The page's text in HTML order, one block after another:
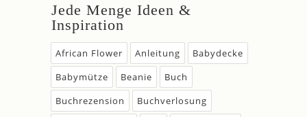
Jede Menge Ideen &
Inspiration
African Flower Anleitung
Babydecke
Babymütze
Beanie
Buch
Buchrezension
Buchverlosung